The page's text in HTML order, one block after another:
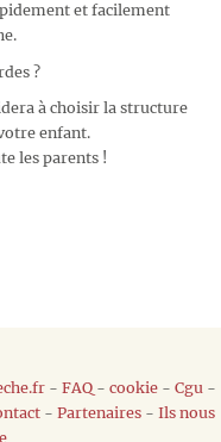
et facilement
?
à choisir la structure
enfant.
les parents !
- FAQ- cookie- Cgu -
- Partenaires- Ils nous